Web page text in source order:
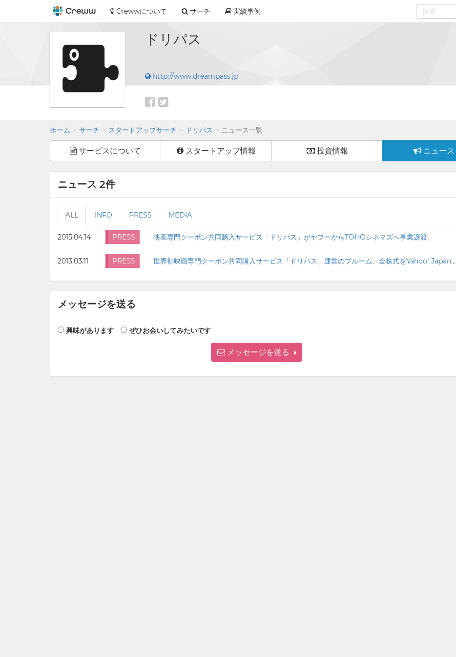
Crewwについて サーチ 実績事例
0
ドリパス
http://www.dreampass.jp
ホーム サーチ スタートアップサーチ ドリパス ニュース一覧
サービスについて スタートアップ情報 投資情報 ニュース
ニュース 2件
ALL INFO PRESS MEDIA
2015.04.14 PRESS 映画専門クーポン共同購入サービス「ドリパス」がヤフーからTOHOシネマズへ事業譲渡
2013.03.11 PRESS 世界初映画専門クーポン共同購入サービス「ドリパス」運営のブルーム、全株式をYahoo! Japanへ売却
メッセージを送る
興味があります ぜひお会いしてみたいです
メッセージを送る